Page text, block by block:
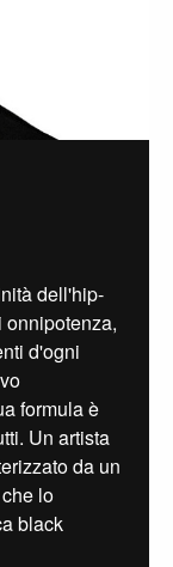
dell'hip-
onnipotenza,
d'ogni
formula è
Un artista
da un
lo
black